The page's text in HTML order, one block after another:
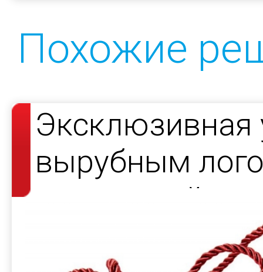
Похожие
Эксклюзивная
вырубным
подсветкой